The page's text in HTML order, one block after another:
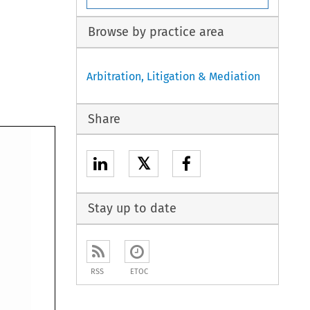
Browse by practice area
Arbitration, Litigation & Mediation
Share
𝕏
Stay up to date
RSS ETOC